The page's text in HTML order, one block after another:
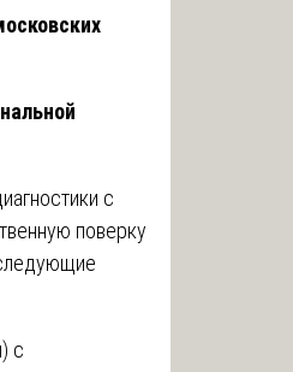
с
поверку
с